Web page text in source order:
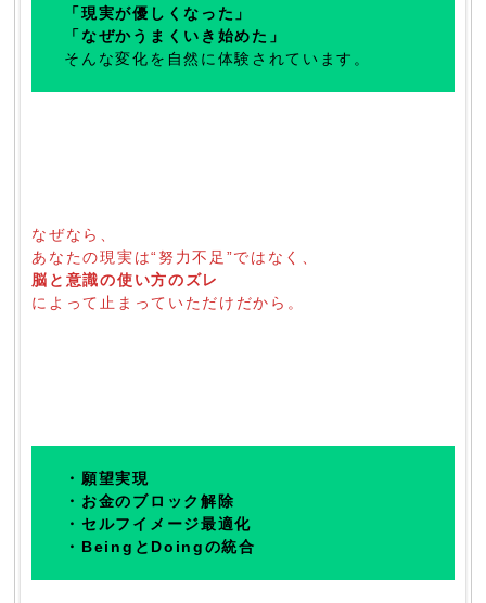
「現実が優しくなった」
「なぜかうまくいき始めた」
そんな変化を自然に体験されています。
なぜなら、
あなたの現実は“努力不足”ではなく、
脳と意識の使い方のズレ
によって止まっていただけだから。
・願望実現
・お金のブロック解除
・セルフイメージ最適化
・BeingとDoingの統合